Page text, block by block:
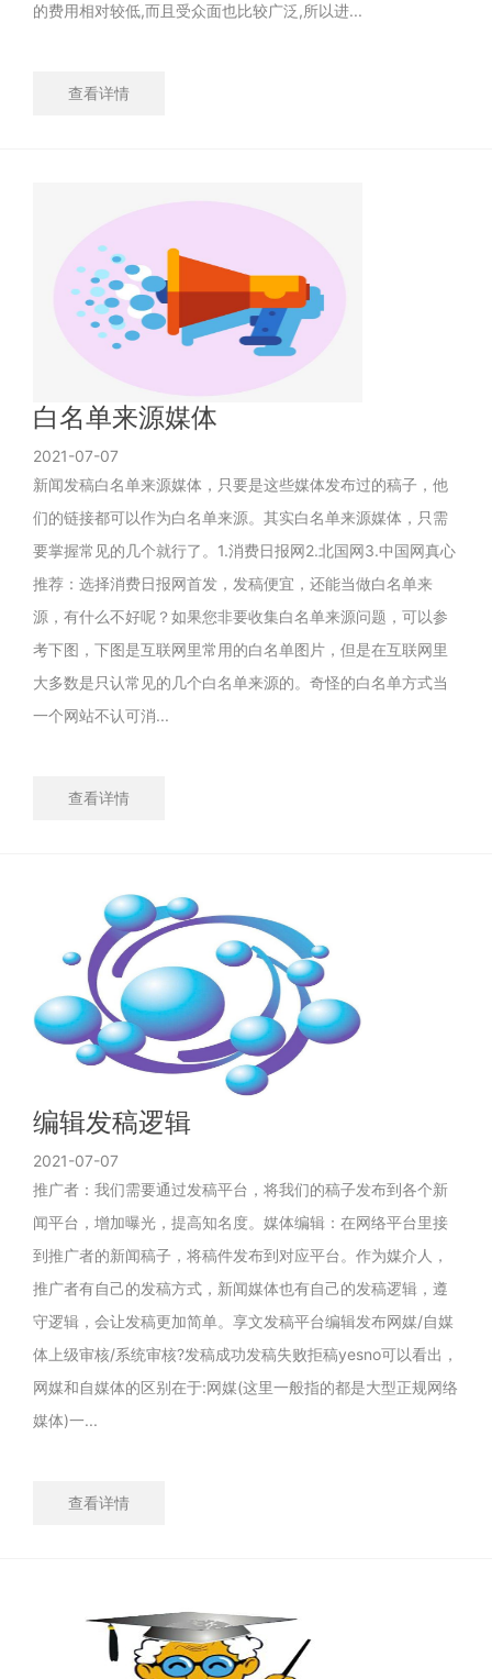
的费用相对较低,而且受众面也比较广泛,所以进...
查看详情
白名单来源媒体
2021-07-07
新闻发稿白名单来源媒体，只要是这些媒体发布过的稿子，他
们的链接都可以作为白名单来源。其实白名单来源媒体，只需
要掌握常见的几个就行了。1.消费日报网2.北国网3.中国网真心
推荐：选择消费日报网首发，发稿便宜，还能当做白名单来
源，有什么不好呢？如果您非要收集白名单来源问题，可以参
考下图，下图是互联网里常用的白名单图片，但是在互联网里
大多数是只认常见的几个白名单来源的。奇怪的白名单方式当
一个网站不认可消...
查看详情
编辑发稿逻辑
2021-07-07
推广者：我们需要通过发稿平台，将我们的稿子发布到各个新
闻平台，增加曝光，提高知名度。媒体编辑：在网络平台里接
到推广者的新闻稿子，将稿件发布到对应平台。作为媒介人，
推广者有自己的发稿方式，新闻媒体也有自己的发稿逻辑，遵
守逻辑，会让发稿更加简单。享文发稿平台编辑发布网媒/自媒
体上级审核/系统审核?发稿成功发稿失败拒稿yesno可以看出，
网媒和自媒体的区别在于:网媒(这里一般指的都是大型正规网络
媒体)一...
查看详情